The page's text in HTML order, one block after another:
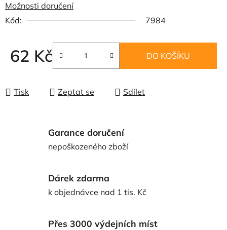
Možnosti doručení
Kód:
7984
62 Kč
Měrná cena:
DO KOŠÍKU
Tisk Zeptat se Sdílet
Garance doručení
nepoškozeného zboží
Dárek zdarma
k objednávce nad 1 tis. Kč
Přes 3000 výdejních míst